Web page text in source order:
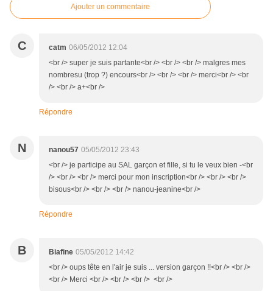
Ajouter un commentaire
C catm 06/05/2012 12:04
<br /> super je suis partante<br /> <br /> <br /> malgres mes
nombresu (trop ?) encours<br /> <br /> <br /> merci<br /> <br
/> <br /> a+<br />
Répondre
N nanou57 05/05/2012 23:43
<br /> je participe au SAL garçon et fille, si tu le veux bien -<br
/> <br /> <br /> merci pour mon inscription<br /> <br /> <br />
bisous<br /> <br /> <br /> nanou-jeanine<br />
Répondre
B Biafine 05/05/2012 14:42
<br /> oups tête en l'air je suis ... version garçon !!<br /> <br />
<br /> Merci <br /> <br /> <br /> <br />